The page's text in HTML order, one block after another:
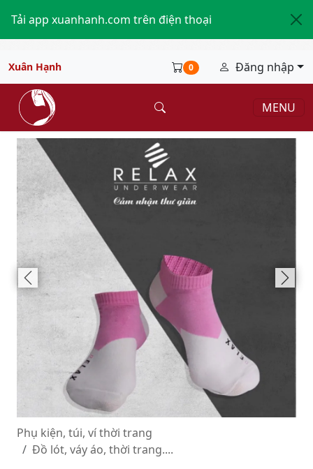
Tải app xuanhanh.com trên điện thoại
Xuân Hạnh 0 Đăng nhập
MENU
Phụ kiện, túi, ví thời trang
Đồ lót, váy áo, thời trang....